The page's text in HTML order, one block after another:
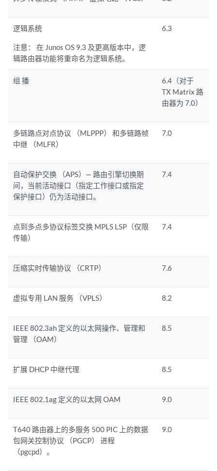
逻辑系统
注意：
在 Junos OS 9.3 及更高版本中，逻
辑路由器功能将重命名为逻辑系统。
6.3
组 播
6.4（对于
TX Matrix 路
由器为 7.0）
多链路点对点协议 （MLPPP） 和多链路帧
中继 （MLFR）
7.0
自动保护交换 （APS）— 路由引擎切换期
间，当前活动接口（指定工作接口或指定
保护接口）仍为活动接口。
7.4
点到多点多协议标签交换 MPLS LSP（仅限
传输）
7.4
压缩实时传输协议 （CRTP） 7.6
虚拟专用 LAN 服务 （VPLS） 8.2
IEEE 802.3ah 定义的以太网操作、管理和
管理 （OAM）
8.5
扩展 DHCP 中继代理 8.5
IEEE 802.1ag 定义的以太网 OAM 9.0
T640 路由器上的多服务 500 PIC 上的数据
包网关控制协议 （PGCP） 进程
（pgcpd）。
9.0